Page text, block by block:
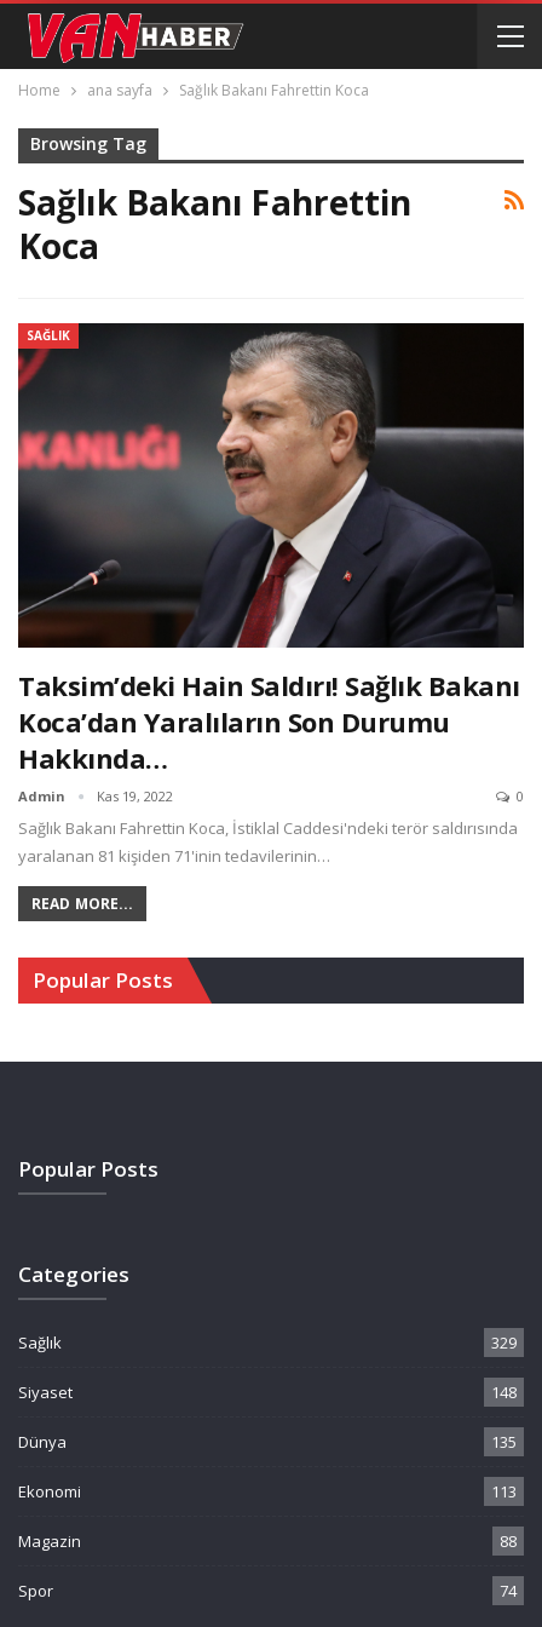
Home ana sayfa Sağlık Bakanı Fahrettin Koca
Browsing Tag
Sağlık Bakanı Fahrettin
Koca
SAĞLIK
Taksim’deki Hain Saldırı! Sağlık Bakanı
Koca’dan Yaralıların Son Durumu
Hakkında…
Admin Kas 19, 2022 0
Sağlık Bakanı Fahrettin Koca, İstiklal Caddesi'ndeki terör saldırısında
yaralanan 81 kişiden 71'inin tedavilerinin…
READ MORE...
Popular Posts
Popular Posts
Categories
Sağlık 329
Siyaset 148
Dünya 135
Ekonomi 113
Magazin 88
Spor 74